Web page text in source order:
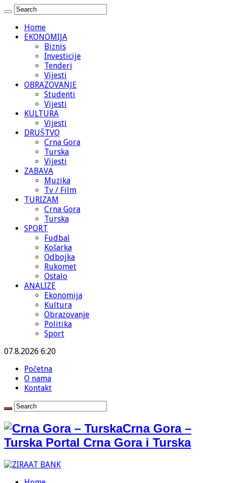
Home
EKONOMIJA
Biznis
Investicije
Tenderi
Vijesti
OBRAZOVANJE
Studenti
Vijesti
KULTURA
Vijesti
DRUŠTVO
Crna Gora
Turska
Vijesti
ZABAVA
Muzika
Tv / Film
TURIZAM
Crna Gora
Turska
SPORT
Fudbal
Košarka
Odbojka
Rukomet
Ostalo
ANALIZE
Ekonomija
Kultura
Obrazovanje
Politika
Sport
07.8.2026 6:20
Početna
O nama
Kontakt
Crna Gora –
Turska Portal Crna Gora i Turska